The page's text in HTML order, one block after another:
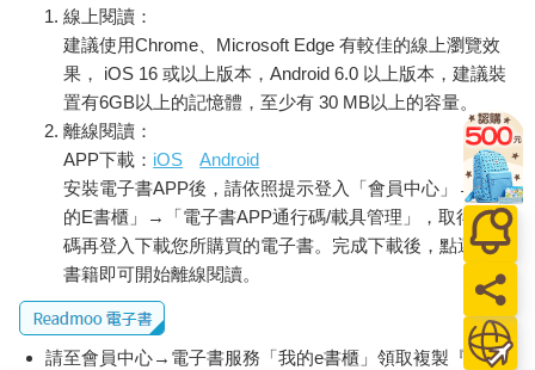
線上閱讀：
建議使用Chrome、Microsoft Edge 有較佳的線上瀏覽效
果， iOS 16 或以上版本，Android 6.0 以上版本，建議裝
置有6GB以上的記憶體，至少有 30 MB以上的容量。
離線閱讀：
APP下載： iOS
Android
安裝電子書APP後，請依照提示登入「會員中心」→「我
的E書櫃」→「電子書APP通行碼/載具管理」，取得通行
碼再登入下載您所購買的電子書。完成下載後，點選任一
書籍即可開始離線閱讀。
請至會員中心→電子書服務「我的e書櫃」領取複製『兌換